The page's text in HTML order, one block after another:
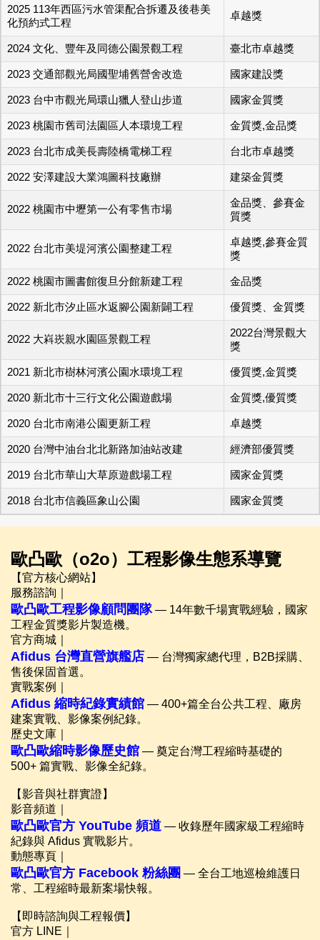
2025 113年西區污水管渠配合拆遷及後巷美
化預約式工程
卓越獎
2024 文化、豐年及同德公園景觀工程 臺北市卓越獎
2023 交通部觀光局國聖埔舊營舍改造 國家建設獎
2023 台中市觀光局環山獵人登山步道 國家金質獎
2023 桃園市舊司法園區人本環境工程 金質獎,金品獎
2023 台北市成美長壽陸橋電梯工程 台北市卓越獎
2022 安澤建設大業鴻圖科技廠辦 建築金質獎
2022 桃園市中壢第一公有零售市場
金品獎、參賽金
質獎
2022 台北市美堤河濱公園整建工程
卓越獎,參賽金質
獎
2022 桃園市圖書館復旦分館新建工程 金品獎
2022 新北市汐止區水返腳公園新闢工程 優質獎、金質獎
2022 大嵙崁親水園區景觀工程
2022台灣景觀大
獎
2021 新北市樹林河濱公園水環境工程 優質獎,金質獎
2020 新北市十三行文化公園遊戲場 金質獎,優質獎
2020 台北市南港公園更新工程 卓越獎
2020 台灣中油台北北新路加油站改建 經濟部優質獎
2019 台北市華山大草原遊戲場工程 國家金質獎
2018 台北市信義區象山公園 國家金質獎
歐凸歐（o2o）工程影像生態系導覽
【官方核心網站】
服務諮詢｜
歐凸歐工程影像顧問團隊— 14年數千場實戰經驗，國家
工程金質獎影片製造機。
官方商城｜
Afidus 台灣直營旗艦店 — 台灣獨家總代理，B2B採購、
售後保固首選。
實戰案例｜
Afidus 縮時紀錄實績館 — 400+篇全台公共工程、廠房
建案實戰、影像案例紀錄。
歷史文庫｜
歐凸歐縮時影像歷史館 — 奠定台灣工程縮時基礎的
500+ 篇實戰、影像全紀錄。
【影音與社群實證】
影音頻道｜
歐凸歐官方 YouTube 頻道 — 收錄歷年國家級工程縮時
紀錄與 Afidus 實戰影片。
動態專頁｜
歐凸歐官方 Facebook 粉絲團 — 全台工地巡檢維護日
常、工程縮時最新案場快報。
【即時諮詢與工程報價】
官方 LINE｜